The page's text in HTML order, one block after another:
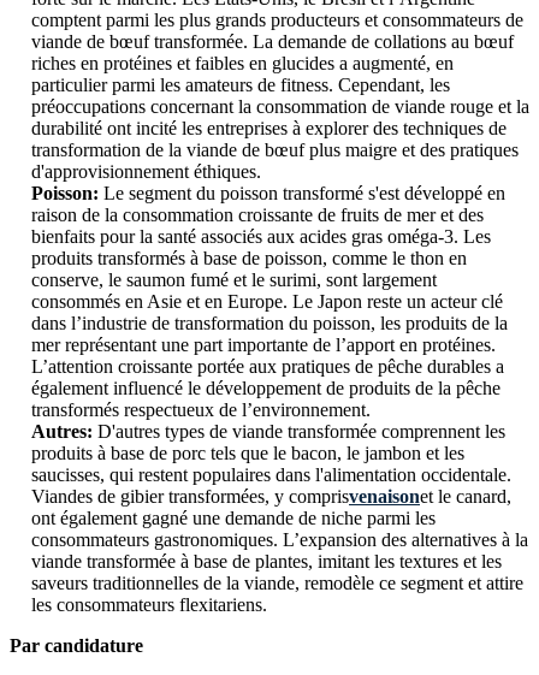
comptent parmi les plus grands producteurs et consommateurs de
viande de bœuf transformée. La demande de collations au bœuf
riches en protéines et faibles en glucides a augmenté, en
particulier parmi les amateurs de fitness. Cependant, les
préoccupations concernant la consommation de viande rouge et la
durabilité ont incité les entreprises à explorer des techniques de
transformation de la viande de bœuf plus maigre et des pratiques
d'approvisionnement éthiques.
Poisson: Le segment du poisson transformé s'est développé en
raison de la consommation croissante de fruits de mer et des
bienfaits pour la santé associés aux acides gras oméga-3. Les
produits transformés à base de poisson, comme le thon en
conserve, le saumon fumé et le surimi, sont largement
consommés en Asie et en Europe. Le Japon reste un acteur clé
dans l’industrie de transformation du poisson, les produits de la
mer représentant une part importante de l’apport en protéines.
L’attention croissante portée aux pratiques de pêche durables a
également influencé le développement de produits de la pêche
transformés respectueux de l’environnement.
Autres: D'autres types de viande transformée comprennent les
produits à base de porc tels que le bacon, le jambon et les
saucisses, qui restent populaires dans l'alimentation occidentale.
Viandes de gibier transformées, y comprisvenaisonet le canard,
ont également gagné une demande de niche parmi les
consommateurs gastronomiques. L’expansion des alternatives à la
viande transformée à base de plantes, imitant les textures et les
saveurs traditionnelles de la viande, remodèle ce segment et attire
les consommateurs flexitariens.
Par candidature